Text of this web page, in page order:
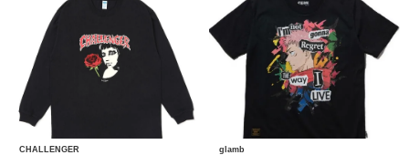
CHALLENGER
glamb